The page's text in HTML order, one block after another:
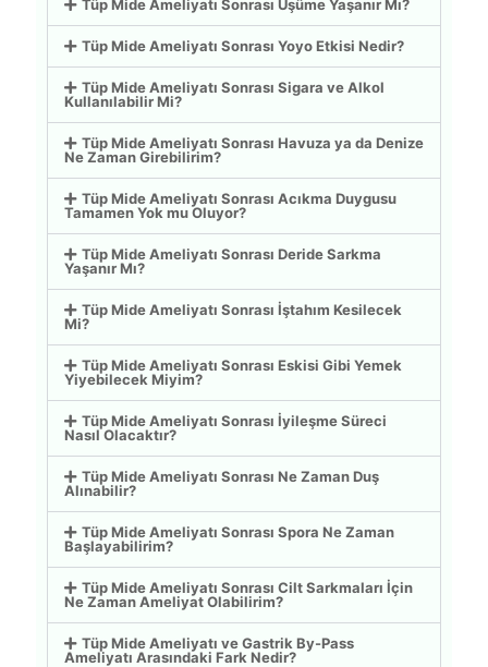
Tüp Mide Ameliyatı Sonrası Üşüme Yaşanır Mı?
Tüp Mide Ameliyatı Sonrası Yoyo Etkisi Nedir?
Tüp Mide Ameliyatı Sonrası Sigara ve Alkol
Kullanılabilir Mi?
Tüp Mide Ameliyatı Sonrası Havuza ya da Denize
Ne Zaman Girebilirim?
Tüp Mide Ameliyatı Sonrası Acıkma Duygusu
Tamamen Yok mu Oluyor?
Tüp Mide Ameliyatı Sonrası Deride Sarkma
Yaşanır Mı?
Tüp Mide Ameliyatı Sonrası İştahım Kesilecek
Mi?
Tüp Mide Ameliyatı Sonrası Eskisi Gibi Yemek
Yiyebilecek Miyim?
Tüp Mide Ameliyatı Sonrası İyileşme Süreci
Nasıl Olacaktır?
Tüp Mide Ameliyatı Sonrası Ne Zaman Duş
Alınabilir?
Tüp Mide Ameliyatı Sonrası Spora Ne Zaman
Başlayabilirim?
Tüp Mide Ameliyatı Sonrası Cilt Sarkmaları İçin
Ne Zaman Ameliyat Olabilirim?
Tüp Mide Ameliyatı ve Gastrik By-Pass
Ameliyatı Arasındaki Fark Nedir?